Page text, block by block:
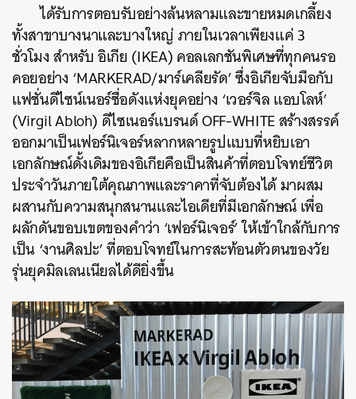
ได้รับการตอบรับอย่างล้นหลามและขายหมดเกลี้ยง
ทั้งสาขาบางนาและบางใหญ่ ภายในเวลาเพียงแค่ 3
ชั่วโมง สำหรับ อิเกีย (IKEA) คอลเลกชันพิเศษที่ทุกคนรอ
คอยอย่าง ‘MARKERAD/มาร์เคลียรัด’ ซึ่งอิเกียจับมือกับ
แฟชั่นดีไซน์เนอร์ชื่อดังแห่งยุคอย่าง ‘เวอร์จิล แอบโลห์’
(Virgil Abloh) ดีไซเนอร์แบรนด์ OFF-WHITE สร้างสรรค์
ออกมาเป็นเฟอร์นิเจอร์หลากหลายรูปแบบที่หยิบเอา
เอกลักษณ์ดั้งเดิมของอิเกียคือเป็นสินค้าที่ตอบโจทย์ชีวิต
ประจำวันภายใต้คุณภาพและราคาที่จับต้องได้ มาผสม
ผสานกับความสนุกสนานและไอเดียที่มีเอกลักษณ์ เพื่อ
ผลักดันขอบเขตของคำว่า ‘เฟอร์นิเจอร์’ ให้เข้าใกล้กับการ
เป็น ‘งานศิลปะ’ ที่ตอบโจทย์ในการสะท้อนตัวตนของวัย
รุ่นยุคมิลเลนเนียลได้ดียิ่งขึ้น